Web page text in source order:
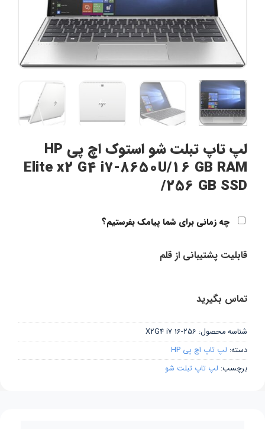
لپ تاپ تبلت شو استوک اچ پی HP
Elite x2 G4 i7-8650U/16 GB RAM
/256 GB SSD
چه زمانی برای شما پیامک بفرستیم؟
قابلیت پشتیبانی از قلم
تماس بگیرید
شناسه محصول: X2G4 i7 16-256
دسته: لپ تاپ اچ پی HP
برچسب: لپ تاپ تبلت شو